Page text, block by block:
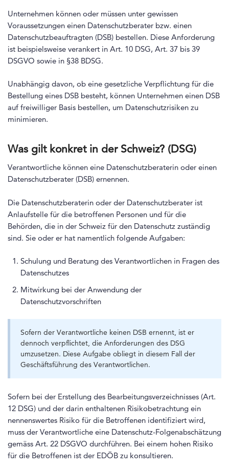
Unternehmen können oder müssen unter gewissen
Voraussetzungen einen Datenschutzberater bzw. einen
Datenschutzbeauftragten (DSB) bestellen. Diese Anforderung
ist beispielsweise verankert in Art. 10 DSG, Art. 37 bis 39
DSGVO sowie in §38 BDSG.
Unabhängig davon, ob eine gesetzliche Verpflichtung für die
Bestellung eines DSB besteht, können Unternehmen einen DSB
auf freiwilliger Basis bestellen, um Datenschutzrisiken zu
minimieren.
Was gilt konkret in der Schweiz? (DSG)
Verantwortliche können eine Datenschutzberaterin oder einen
Datenschutzberater (DSB) ernennen.
Die Datenschutzberaterin oder der Datenschutzberater ist
Anlaufstelle für die betroffenen Personen und für die
Behörden, die in der Schweiz für den Datenschutz zuständig
sind. Sie oder er hat namentlich folgende Aufgaben:
Schulung und Beratung des Verantwortlichen in Fragen des
Datenschutzes
Mitwirkung bei der Anwendung der
Datenschutzvorschriften
Sofern der Verantwortliche keinen DSB ernennt, ist er
dennoch verpflichtet, die Anforderungen des DSG
umzusetzen. Diese Aufgabe obliegt in diesem Fall der
Geschäftsführung des Verantwortlichen.
Sofern bei der Erstellung des Bearbeitungsverzeichnisses (Art.
12 DSG) und der darin enthaltenen Risikobetrachtung ein
nennenswertes Risiko für die Betroffenen identifiziert wird,
muss der Verantwortliche eine Datenschutz-Folgenabschätzung
gemäss Art. 22 DSGVO durchführen. Bei einem hohen Risiko
für die Betroffenen ist der EDÖB zu konsultieren.